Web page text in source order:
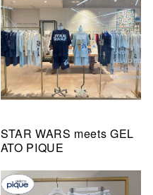
STAR WARS meets GEL
ATO PIQUE